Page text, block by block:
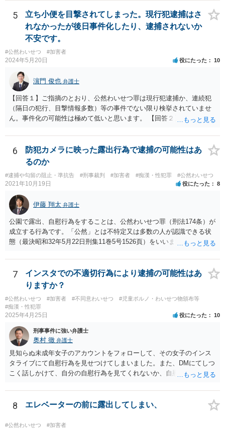
れることもないでしょうし、そのまま帰された以上おそらく立件もさ
れず取り調べもないと思います。
5
立ち小便を目撃されてしまった。現行犯逮捕はさ
れなかったが後日事件化したり、逮捕されないか
不安です。
#公然わいせつ #加害者
2024年5月20日 役にたった 10
濵門 俊也 弁護士
【回答１】ご指摘のとおり、公然わいせつ罪は現行犯逮捕か、連続犯
（隔日の犯行、目撃情報多数）等の事件でない限り検挙されていませ
ん。事件化の可能性は極めて低いと思います。 【回答２】先に指摘し
6
防犯カメラに映った露出行為で逮捕の可能性はあ
るのか
#逮捕や勾留の阻止・準抗告 #刑事裁判 #加害者 #痴漢・性犯罪 #公然わいせつ
2021年10月19日 役にたった 8
伊藤 翔太 弁護士
公園で露出、自慰行為をすることは、公然わいせつ罪（刑法174条）が
成立する行為です。「公然」とは不特定又は多数の人が認識できる状
態（最決昭和32年5月22日刑集11巻5号1526頁）をいいます。公園は不
することは公然わいせつとなるでしょう。このような行為は実際に不
特定多数の者に認識される必要まではありません。 ですので、事実と
して公然わいせつ罪が成立している可能性が高いですし、防犯カメラ
に写っているとすればそれが証拠となるため、なんらかの刑事処分が
なされる可能性はあります。もちろん逮捕されるリスクもございます
が、そこは他に逃亡や罪証隠滅の可能性等も考慮しなければならない
れほど逮捕リスクは高くないのではないかと思います）。
7
インスタでの不適切行為により逮捕の可能性はあ
りますか？
#公然わいせつ #加害者 #不同意わいせつ
#児童ポルノ・わいせつ物頒布等
#痴漢・性犯罪
2025年4月25日 役にたった 10
刑事事件に強い弁護士
奥村 徹 弁護士
見知らぬ未成年女子のアカウントをフォローして、その女子のインス
タライブにて自慰行為を見せつけてしまいました。また、DMにてしつ
こく話しかけて、自分の自慰行為を見てくれないか、自慰行為を見せ
例違反（わいせつ行為）や公然わいせつ罪を疑われる行為で、警察に
知られれば捜査が始まるでしょう。 逮捕される危険はありますが、
可能性の％はわかりません。 対応としては自首は有効だとは思います
が、なかなな自首として受理されることがないのと、あちらがどの警
8 エレベーターの前に露出してしまい、
#公然わいせつ #加害者